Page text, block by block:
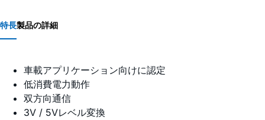
特長製品の詳細
車載アプリケーション向けに認定
低消費電力動作
双方向通信
3V / 5Vレベル変換